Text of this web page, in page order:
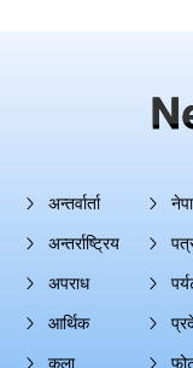
अन्तर्वार्ता
अन्तर्राष्ट्रिय
अपराध
आर्थिक
कला